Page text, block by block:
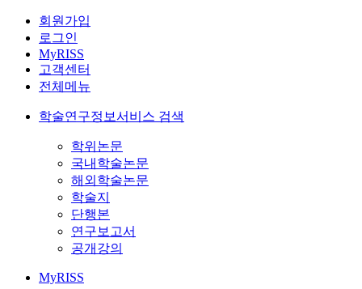
회원가입
로그인
MyRISS
고객센터
전체메뉴
학술연구정보서비스 검색
학위논문
국내학술논문
해외학술논문
학술지
단행본
연구보고서
공개강의
MyRISS